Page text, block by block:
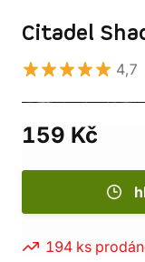
Citadel
4,7
159 Kč
194 ks